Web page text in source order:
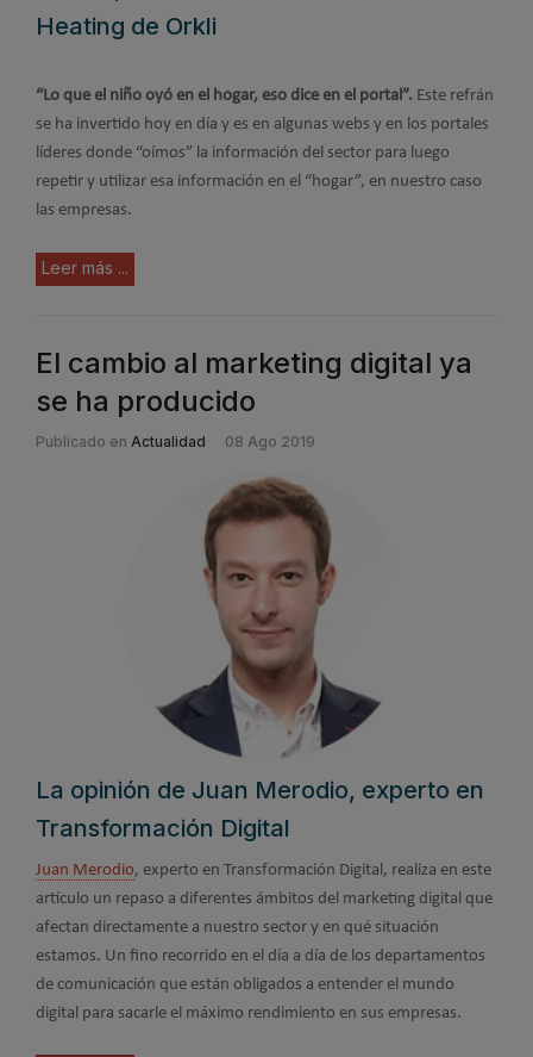
Heating de Orkli
“Lo que el niño oyó en el hogar, eso dice en el portal”. Este refrán
se ha invertido hoy en día y es en algunas webs y en los portales
líderes donde “oímos” la información del sector para luego
repetir y utilizar esa información en el “hogar”, en nuestro caso
las empresas.
Leer más ...
El cambio al marketing digital ya
se ha producido
Publicado en Actualidad 08 Ago 2019
La opinión de Juan Merodio, experto en
Transformación Digital
Juan Merodio, experto en Transformación Digital, realiza en este
artículo un repaso a diferentes ámbitos del marketing digital que
afectan directamente a nuestro sector y en qué situación
estamos. Un fino recorrido en el día a día de los departamentos
de comunicación que están obligados a entender el mundo
digital para sacarle el máximo rendimiento en sus empresas.